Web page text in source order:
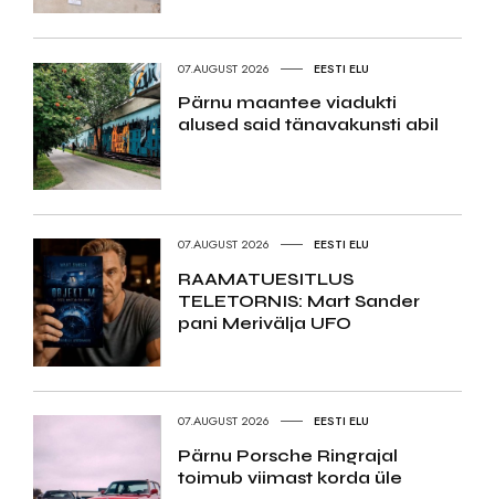
07.AUGUST 2026 EESTI ELU
Pärnu maantee viadukti
alused said tänavakunsti abil
07.AUGUST 2026 EESTI ELU
RAAMATUESITLUS
TELETORNIS: Mart Sander
pani Merivälja UFO
07.AUGUST 2026 EESTI ELU
Pärnu Porsche Ringrajal
toimub viimast korda üle